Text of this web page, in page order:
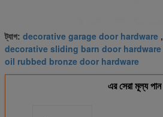
ট্যাগ: decorative garage door hardware ,
decorative sliding barn door hardware
oil rubbed bronze door hardware
এর সেরা মূল্য পান